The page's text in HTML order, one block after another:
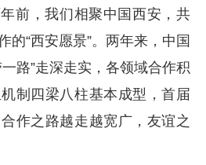
前，我们相聚中国西安，共
的“西安愿景”。两年来，中国
路”走深走实，各领域合作积
制四梁八柱基本成型，首届
作之路越走越宽广，友谊之